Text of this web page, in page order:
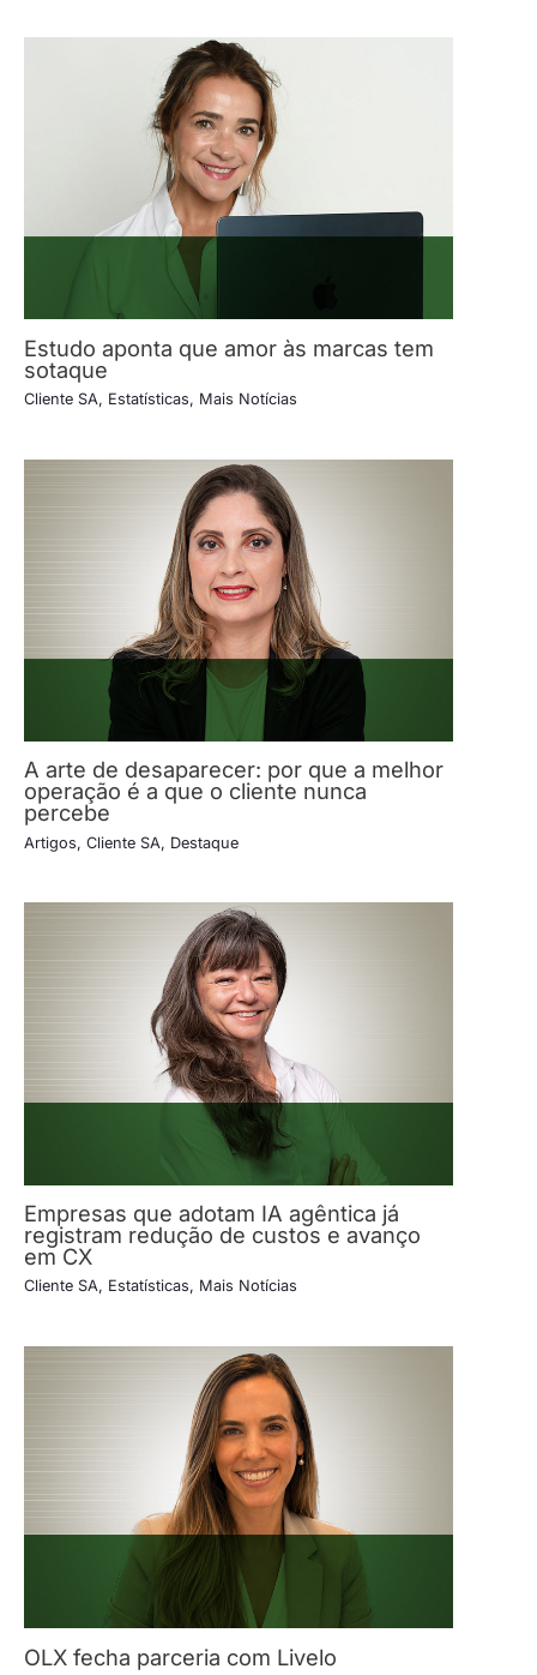
Estudo aponta que amor às marcas tem
sotaque
Cliente SA, Estatísticas, Mais Notícias
A arte de desaparecer: por que a melhor
operação é a que o cliente nunca
percebe
Artigos, Cliente SA, Destaque
Empresas que adotam IA agêntica já
registram redução de custos e avanço
em CX
Cliente SA, Estatísticas, Mais Notícias
OLX fecha parceria com Livelo